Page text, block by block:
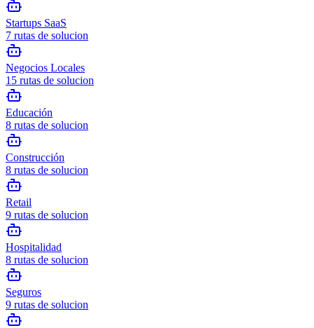
Startups SaaS
7 rutas de solucion
Negocios Locales
15 rutas de solucion
Educación
8 rutas de solucion
Construcción
8 rutas de solucion
Retail
9 rutas de solucion
Hospitalidad
8 rutas de solucion
Seguros
9 rutas de solucion